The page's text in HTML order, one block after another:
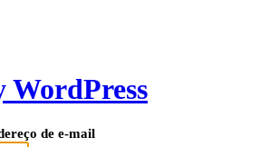
WordPress
de e-mail